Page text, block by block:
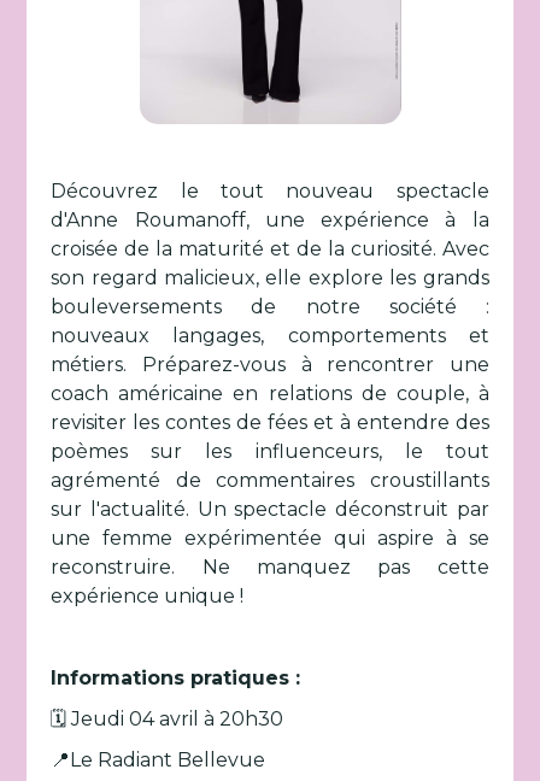
Découvrez le tout nouveau spectacle
d'Anne Roumanoff, une expérience à la
croisée de la maturité et de la curiosité. Avec
son regard malicieux, elle explore les grands
bouleversements de notre société :
nouveaux langages, comportements et
métiers. Préparez-vous à rencontrer une
coach américaine en relations de couple, à
revisiter les contes de fées et à entendre des
poèmes sur les influenceurs, le tout
agrémenté de commentaires croustillants
sur l'actualité. Un spectacle déconstruit par
une femme expérimentée qui aspire à se
reconstruire. Ne manquez pas cette
expérience unique !
Informations pratiques :
🗓️ Jeudi 04 avril à 20h30
📍Le Radiant Bellevue